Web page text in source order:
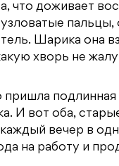
что доживает
Шарика она
хворь не
пришла
И вот оба,
вечер в
на работу и